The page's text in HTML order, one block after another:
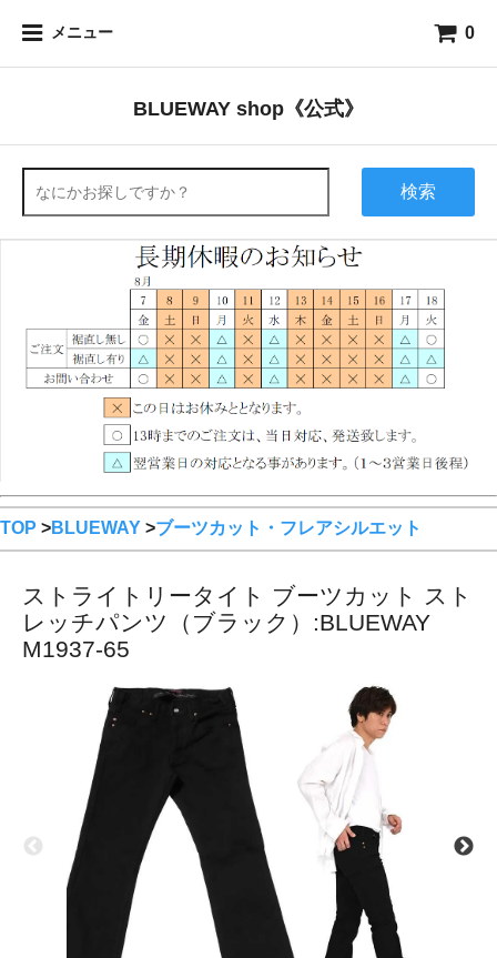
メニュー 0
BLUEWAY shop《公式》
検索
TOP >BLUEWAY >ブーツカット・フレアシルエット
ストライトリータイト ブーツカット スト
レッチパンツ（ブラック）:BLUEWAY
M1937-65